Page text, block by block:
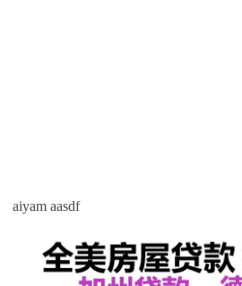
aiyam aasdf